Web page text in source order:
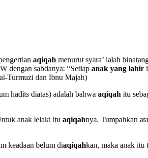
aqiqah menurut syara’ ialah
dengan sabdanya: “Setiap anak yang lahir
Turmuzi dan Ibnu Majah)
hadits diatas) adalah bahwa aqiqah itu
anak lelaki itu aqiqahnya. Tumpahkan
keadaan belum diaqiqahkan, maka anak itu